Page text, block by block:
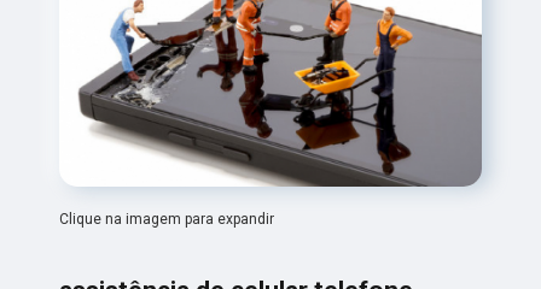
Clique na imagem para expandir